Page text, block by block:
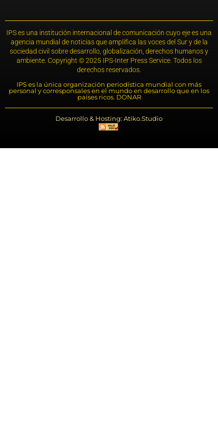
IPS es una institución internacional de comunicación cuyo eje es una
agencia mundial de noticias que amplifica las voces del Sur y de la
sociedad civil sobre desarrollo, globalización, derechos humanos y
ambiente. Copyright © 2025 IPS-Inter Press Service. Todos los
derechos reservados.
IPS es la única organización periodística mundial con más
personal y corresponsales en el mundo en desarrollo que en los
países ricos. DONAR
Desarrollo & Hosting: Atiko.Studio